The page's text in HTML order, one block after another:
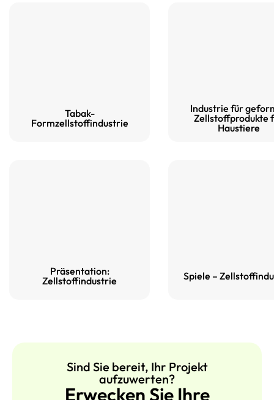
Durchsatz, die Pressengröße
Es ist wichtig, transparent zu
Schwankungen. Die Leistung
mit der Faserkonsistenz, der
Pressentemperatur und der
Tabak-
Formzellstoffindustrie
Industrie für
Zellstoffprodukte
Haustiere
Präsentation:
Zellstoffindustrie
Spiele –
Sind Sie bereit, Ihr Projekt
aufzuwerten?
Erwecken Sie Ihre